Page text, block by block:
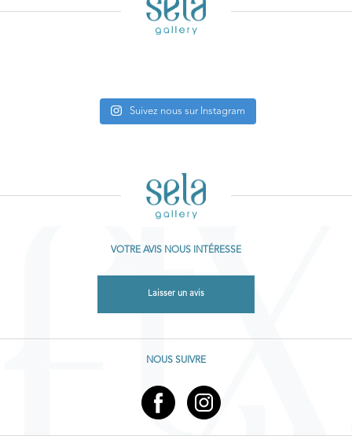
Suivez nous sur Instagram
VOTRE AVIS NOUS INTÉRESSE
Laisser un avis
NOUS SUIVRE